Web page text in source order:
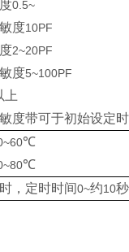
0.5~
度10PF
2~20PF
度5~100PF
上
度带可于初始设定
℃
℃
，定时时间0~约10